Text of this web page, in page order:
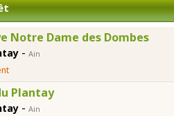
Notre Dame des Dombes
- Ain
Plantay
- Ain